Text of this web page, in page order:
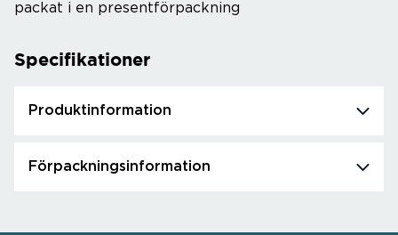
packat i en presentförpackning
Specifikationer
Produktinformation
Förpackningsinformation